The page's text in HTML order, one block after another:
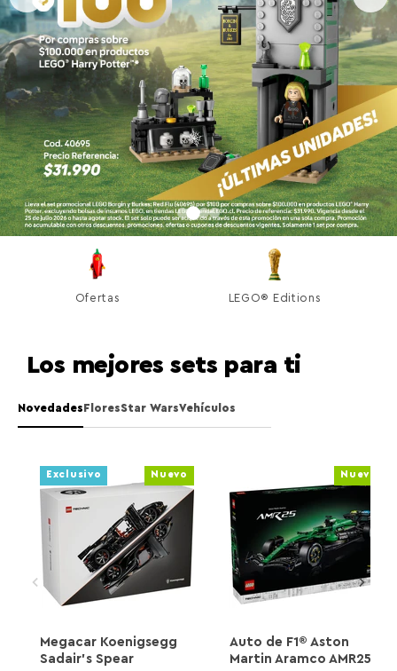
Ofertas LEGO® Editions
Los mejores sets para ti
NovedadesFloresStar WarsVehículos
Nuevo
Exclusivo
Megacar Koenigsegg
Sadair's Spear
Nuevo
Auto de F1® Aston
Martin Aramco AMR25